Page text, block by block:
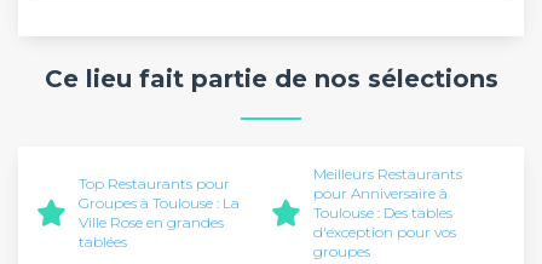
Ce lieu fait partie de nos sélections
Top Restaurants pour
Groupes à Toulouse : La
Ville Rose en grandes
tablées
Meilleurs Restaurants
pour Anniversaire à
Toulouse : Des tables
d'exception pour vos
groupes